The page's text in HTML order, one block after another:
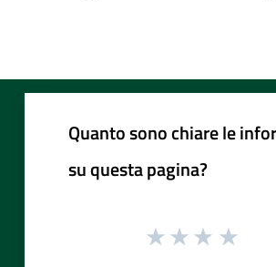
Quanto sono chiare le
su questa pagina?